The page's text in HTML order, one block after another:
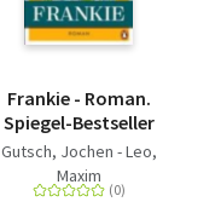
Frankie - Roman.
Spiegel-Bestseller
Gutsch, Jochen - Leo,
Maxim